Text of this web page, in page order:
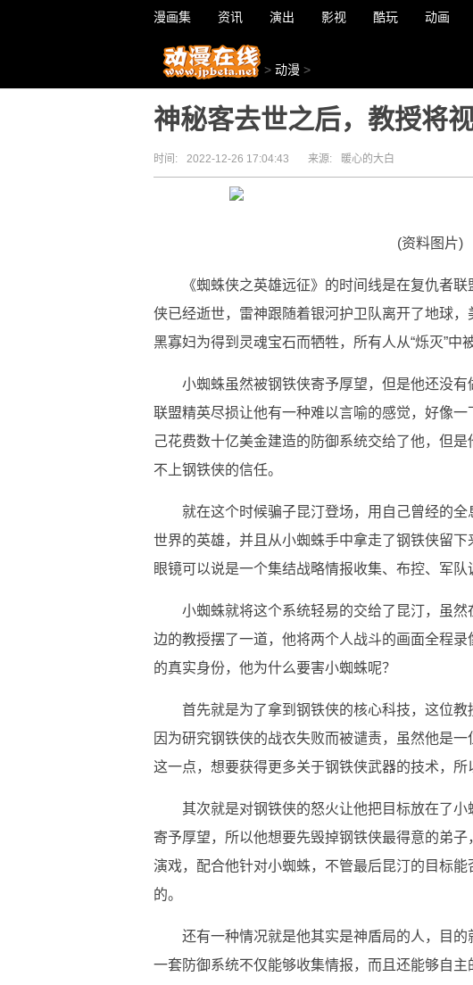
漫画集 资讯 演出 影视 酷玩 动画
> 动漫 >
神秘客去世之后，教授将
时间: 2022-12-26 17:04:43 来源: 暖心的大白
(资料图片)
《蜘蛛侠之英雄远征》的时间线是在复仇者
侠已经逝世，雷神跟随着银河护卫队离开了地球，
黑寡妇为得到灵魂宝石而牺牲，所有人从“烁灭”中
小蜘蛛虽然被钢铁侠寄予厚望，但是他还没
联盟精英尽损让他有一种难以言喻的感觉，好像
己花费数十亿美金建造的防御系统交给了他，但
不上钢铁侠的信任。
就在这个时候骗子昆汀登场，用自己曾经的
世界的英雄，并且从小蜘蛛手中拿走了钢铁侠留
眼镜可以说是一个集结战略情报收集、布控、军队
小蜘蛛就将这个系统轻易的交给了昆汀，虽
边的教授摆了一道，他将两个人战斗的画面全程
的真实身份，他为什么要害小蜘蛛呢？
首先就是为了拿到钢铁侠的核心科技，这位
因为研究钢铁侠的战衣失败而被谴责，虽然他是
这一点，想要获得更多关于钢铁侠武器的技术，所
其次就是对钢铁侠的怒火让他把目标放在了
寄予厚望，所以他想要先毁掉钢铁侠最得意的弟
演戏，配合他针对小蜘蛛，不管最后昆汀的目标
的。
还有一种情况就是他其实是神盾局的人，目
一套防御系统不仅能够收集情报，而且还能够自